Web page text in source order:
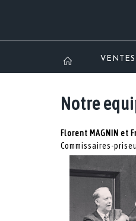
Notre
Florent MAGNIN et
Commissaires-